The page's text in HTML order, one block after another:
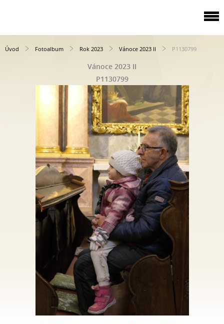
Úvod Fotoalbum Rok 2023 Vánoce 2023 II P1130799
Vánoce 2023 II
P1130799